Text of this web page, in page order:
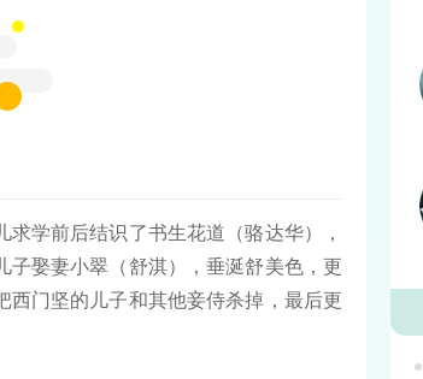
学前后结识了书生花道（骆达华），
子娶妻小翠（舒淇），垂涎舒美色，更
门坚的儿子和其他妾侍杀掉，最后更